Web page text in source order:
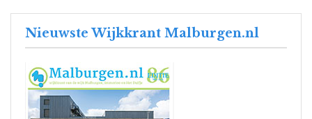
Nieuwste Wijkkrant Malburgen.nl